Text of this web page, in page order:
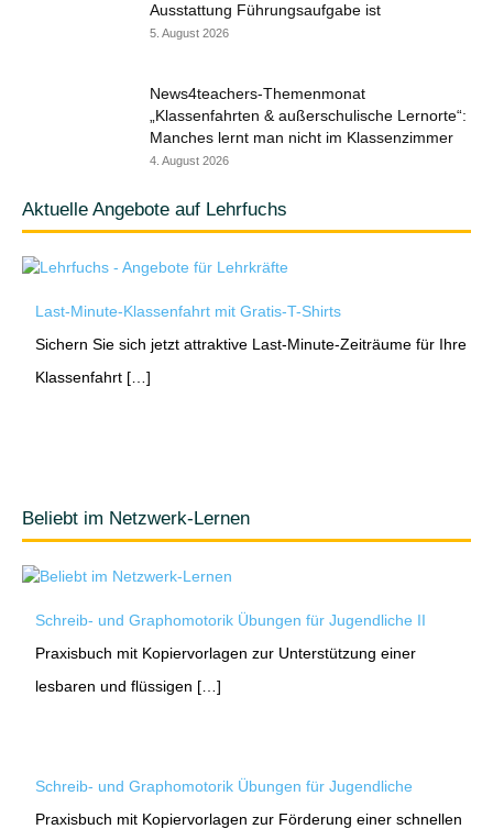
Ausstattung Führungsaufgabe ist
5. August 2026
News4teachers-Themenmonat
„Klassenfahrten & außerschulische Lernorte“:
Manches lernt man nicht im Klassenzimmer
4. August 2026
Aktuelle Angebote auf Lehrfuchs
Last-Minute-Klassenfahrt mit Gratis-T-Shirts
Sichern Sie sich jetzt attraktive Last-Minute-Zeiträume für Ihre
Klassenfahrt […]
Beliebt im Netzwerk-Lernen
Schreib- und Graphomotorik Übungen für Jugendliche II
Praxisbuch mit Kopiervorlagen zur Unterstützung einer
lesbaren und flüssigen […]
Schreib- und Graphomotorik Übungen für Jugendliche
Praxisbuch mit Kopiervorlagen zur Förderung einer schnellen